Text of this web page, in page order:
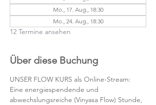
Mo., 17. Aug., 18:30
Mo., 24. Aug., 18:30
12 Termine ansehen
Über diese Buchung
UNSER FLOW KURS als Online-Stream:
Eine energiespendende und
abwechslungsreiche (Vinyasa Flow) Stunde,